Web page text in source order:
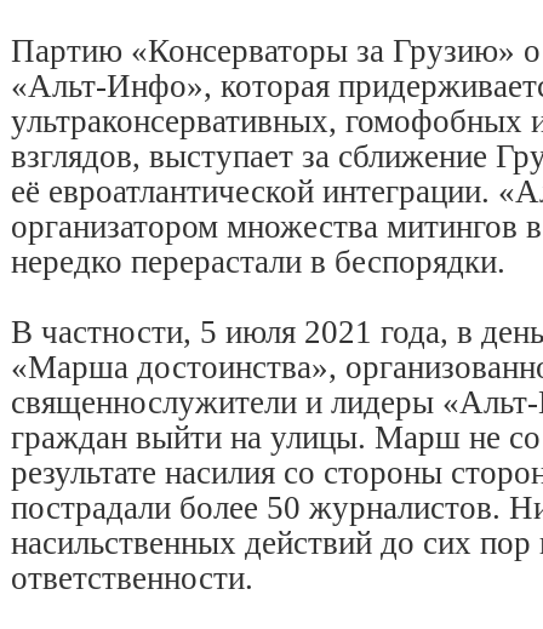
Партию «Консерваторы за Грузию»
«Альт-Инфо», которая
ультраконсервативных, гомофобных
взглядов, выступает за сближение
её евроатлантической интеграции.
организатором множества митингов
нередко перерастали в беспорядки.
В частности, 5 июля 2021 года, в
«Марша достоинства»,
священнослужители и лидеры
граждан выйти на улицы. Марш не
результате насилия со стороны
пострадали более 50 журналистов.
насильственных действий до сих
ответственности.